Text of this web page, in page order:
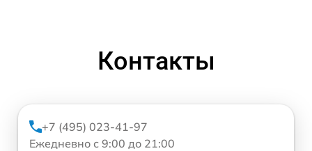
Контакты
+7 (495) 023-41-97
Ежедневно с 9:00 до 21:00